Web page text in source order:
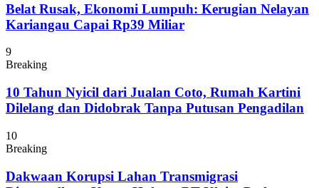
Belat Rusak, Ekonomi Lumpuh: Kerugian Nelayan
Kariangau Capai Rp39 Miliar
9
Breaking
10 Tahun Nyicil dari Jualan Coto, Rumah Kartini
Dilelang dan Didobrak Tanpa Putusan Pengadilan
10
Breaking
Dakwaan Korupsi Lahan Transmigrasi